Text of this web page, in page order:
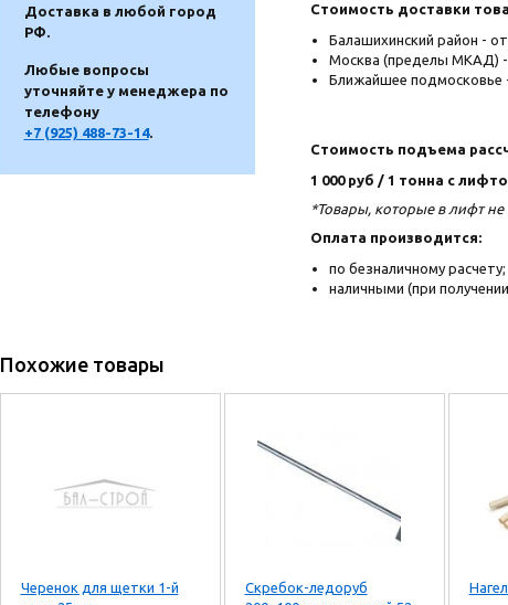
Доставка в любой город
РФ.
Любые вопросы
уточняйте у менеджера по
телефону
+7 (925) 488-73-14.
Стоимость доставки
Балашихинский район -
Москва (пределы МКАД) -
Ближайшее подмосковье
Стоимость подъема
1 000 руб / 1 тонна с
*Товары, которые в лифт
Оплата производится:
по безналичному расчету;
наличными (при
Похожие товары
Черенок для щетки 1-й
Скребок-ледоруб